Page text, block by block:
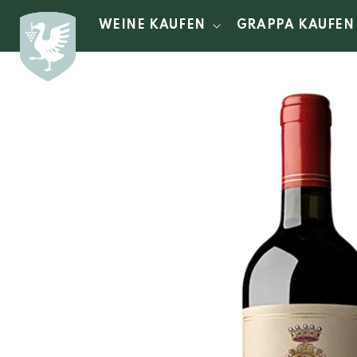
zum
Inhalt
WEINE KAUFEN GRAPPA KAUFEN